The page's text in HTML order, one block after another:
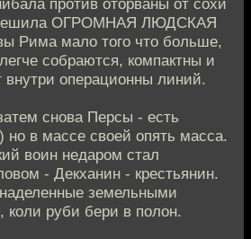
против оторваны от сохи
решила ОГРОМНАЯ ЛЮДСКАЯ
Рима мало того что больше,
собраются, компактны и
операционны линий.
снова Персы - есть
в массе своей опять масса.
воин недаром стал
- Декханин - крестьянин.
земельными
коли руби бери в полон.